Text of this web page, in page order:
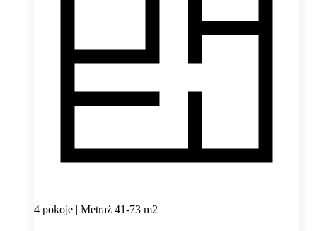
4 pokoje | Metraż 41-73 m2